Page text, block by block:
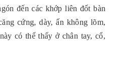
đến các khớp liên đốt bàn
cứng, dày, ấn không lõm,
có thể thấy ở chân tay, cổ,